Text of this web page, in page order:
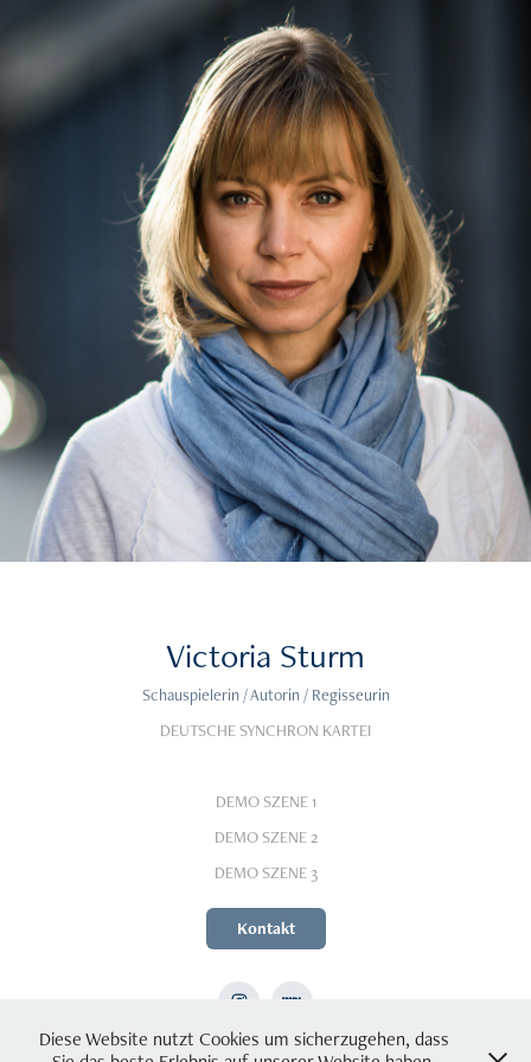
Victoria Sturm
Schauspielerin / Autorin / Regisseurin
DEUTSCHE SYNCHRON KARTEI
DEMO SZENE 1
DEMO SZENE 2
DEMO SZENE 3
Kontakt
Diese Website nutzt Cookies um sicherzugehen, dass